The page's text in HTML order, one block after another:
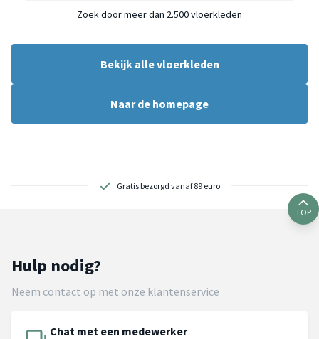
Zoek door meer dan 2.500 vloerkleden
Bekijk alle vloerkleden
Naar de homepage
Gratis bezorgd vanaf 89 euro
TOP
Hulp nodig?
Neem contact op met onze klantenservice
Chat met een medewerker